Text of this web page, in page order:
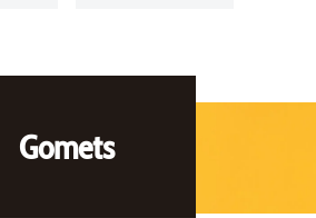
Gomets